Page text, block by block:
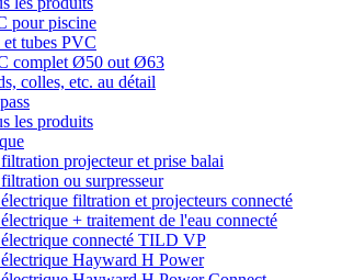
pour piscine
tubes PVC
complet Ø50 out Ø63
colles, etc. au détail
les produits
projecteur et prise balai
ou surpresseur
filtration et projecteurs connecté
+ traitement de l'eau connecté
connecté TILD VP
Hayward H Power